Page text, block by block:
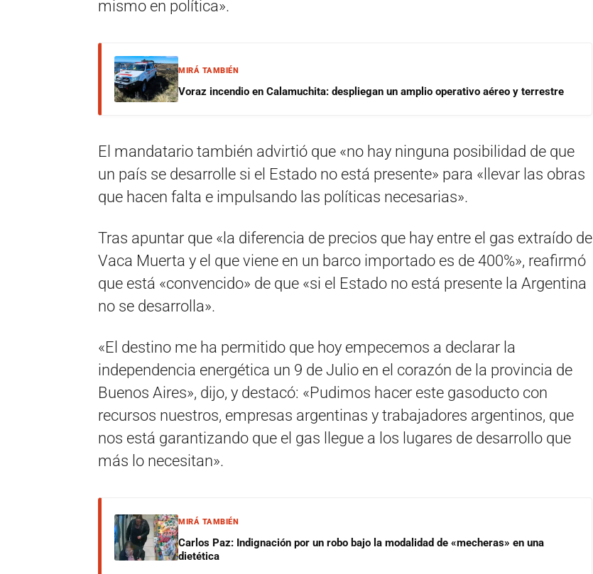
mismo en política».
MIRÁ TAMBIÉN
Voraz incendio en Calamuchita: despliegan un amplio operativo aéreo y terrestre
El mandatario también advirtió que «no hay ninguna posibilidad de que
un país se desarrolle si el Estado no está presente» para «llevar las obras
que hacen falta e impulsando las políticas necesarias».
Tras apuntar que «la diferencia de precios que hay entre el gas extraído de
Vaca Muerta y el que viene en un barco importado es de 400%», reafirmó
que está «convencido» de que «si el Estado no está presente la Argentina
no se desarrolla».
«El destino me ha permitido que hoy empecemos a declarar la
independencia energética un 9 de Julio en el corazón de la provincia de
Buenos Aires», dijo, y destacó: «Pudimos hacer este gasoducto con
recursos nuestros, empresas argentinas y trabajadores argentinos, que
nos está garantizando que el gas llegue a los lugares de desarrollo que
más lo necesitan».
MIRÁ TAMBIÉN
Carlos Paz: Indignación por un robo bajo la modalidad de «mecheras» en una
dietética